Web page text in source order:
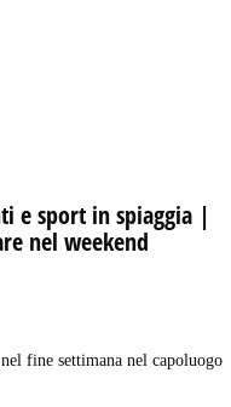
e sport in spiaggia |
nel weekend
fine settimana nel capoluogo